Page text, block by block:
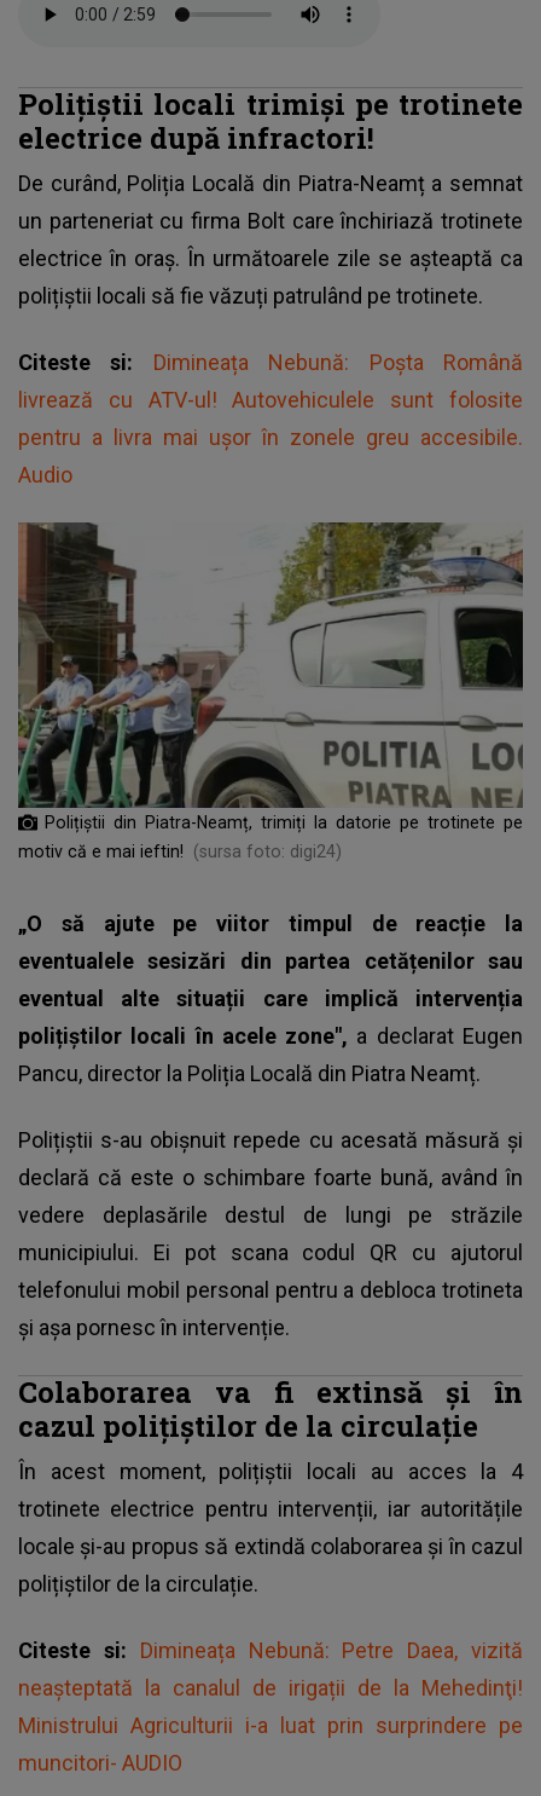
Polițiștii locali trimiși pe trotinete
electrice după infractori!
De curând, Poliția Locală din Piatra-Neamț a semnat
un parteneriat cu firma Bolt care închiriază trotinete
electrice în oraș. În următoarele zile se așteaptă ca
polițiștii locali să fie văzuți patrulând pe trotinete.
Citeste si: Dimineața Nebună: Poșta Română
livrează cu ATV-ul! Autovehiculele sunt folosite
pentru a livra mai ușor în zonele greu accesibile.
Audio
Polițiștii din Piatra-Neamț, trimiți la datorie pe trotinete pe
motiv că e mai ieftin!
(sursa foto: digi24)
„O să ajute pe viitor timpul de reacție la
eventualele sesizări din partea cetățenilor sau
eventual alte situații care implică intervenția
polițiștilor locali în acele zone", a declarat Eugen
Pancu, director la Poliția Locală din Piatra Neamț.
Polițiștii s-au obișnuit repede cu acesată măsură și
declară că este o schimbare foarte bună, având în
vedere deplasările destul de lungi pe străzile
municipiului. Ei pot scana codul QR cu ajutorul
telefonului mobil personal pentru a debloca trotineta
și așa pornesc în intervenție.
Colaborarea va fi extinsă și în
cazul polițiștilor de la circulație
În acest moment, polițiștii locali au acces la 4
trotinete electrice pentru intervenții, iar autoritățile
locale și-au propus să extindă colaborarea și în cazul
polițiștilor de la circulație.
Citeste si: Dimineața Nebună: Petre Daea, vizită
neașteptată la canalul de irigații de la Mehedinţi!
Ministrului Agriculturii i-a luat prin surprindere pe
muncitori- AUDIO